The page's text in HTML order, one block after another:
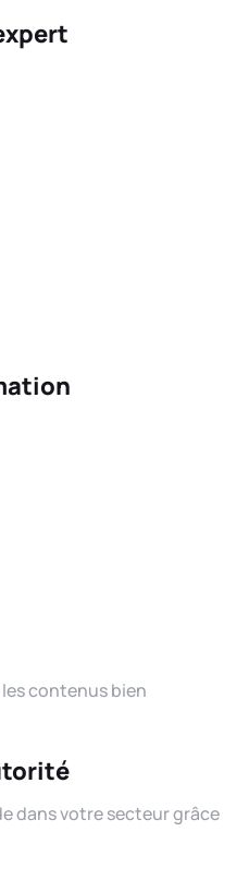
contenus bien
dans votre secteur grâce